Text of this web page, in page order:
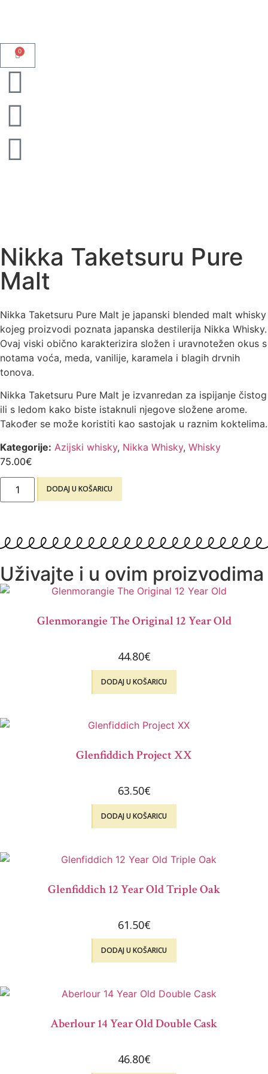
0
Nikka Taketsuru Pure
Malt
Nikka Taketsuru Pure Malt je japanski blended malt whisky
kojeg proizvodi poznata japanska destilerija Nikka Whisky.
Ovaj viski obično karakterizira složen i uravnotežen okus s
notama voća, meda, vanilije, karamela i blagih drvnih
tonova.
Nikka Taketsuru Pure Malt je izvanredan za ispijanje čistog
ili s ledom kako biste istaknuli njegove složene arome.
Također se može koristiti kao sastojak u raznim koktelima.
Kategorije: Azijski whisky, Nikka Whisky, Whisky
75.00€
DODAJ U KOŠARICU
Uživajte i u ovim proizvodima
Glenmorangie The Original 12 Year Old
44.80€
DODAJ U KOŠARICU
Glenfiddich Project XX
63.50€
DODAJ U KOŠARICU
Glenfiddich 12 Year Old Triple Oak
61.50€
DODAJ U KOŠARICU
Aberlour 14 Year Old Double Cask
46.80€